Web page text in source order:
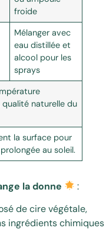
froide
Mélanger avec
eau distillée et
alcool pour les
sprays
qualité naturelle du
la surface pour
au soleil.
la donne
:
de cire végétale,
ingrédients chimiques